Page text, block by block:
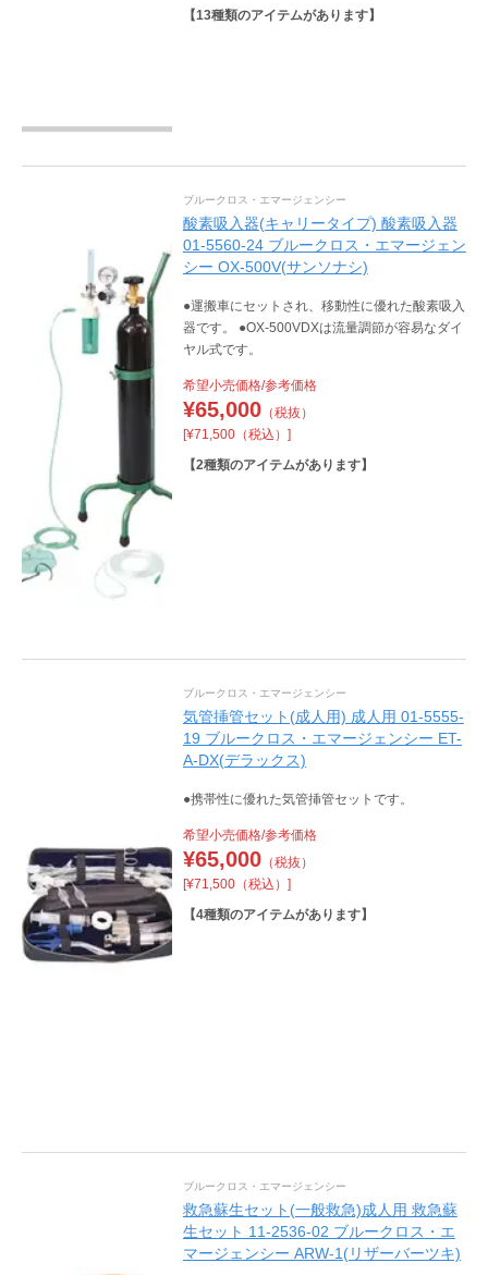
【13種類のアイテムがあります】
ブルークロス・エマージェンシー
酸素吸入器(キャリータイプ) 酸素吸入器
01-5560-24 ブルークロス・エマージェン
シー OX-500V(サンソナシ)
●運搬車にセットされ、移動性に優れた酸素吸入
器です。 ●OX-500VDXは流量調節が容易なダイ
ヤル式です。
希望小売価格/参考価格
¥65,000（税抜）
[¥71,500（税込）]
【2種類のアイテムがあります】
ブルークロス・エマージェンシー
気管挿管セット(成人用) 成人用 01-5555-
19 ブルークロス・エマージェンシー ET-
A-DX(デラックス)
●携帯性に優れた気管挿管セットです。
希望小売価格/参考価格
¥65,000（税抜）
[¥71,500（税込）]
【4種類のアイテムがあります】
ブルークロス・エマージェンシー
救急蘇生セット(一般救急)成人用 救急蘇
生セット 11-2536-02 ブルークロス・エ
マージェンシー ARW-1(リザーバーツキ)